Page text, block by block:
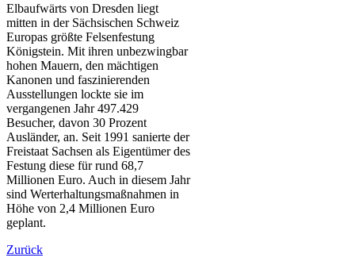
Elbaufwärts von Dresden liegt
mitten in der Sächsischen Schweiz
Europas größte Felsenfestung
Königstein. Mit ihren unbezwingbar
hohen Mauern, den mächtigen
Kanonen und faszinierenden
Ausstellungen lockte sie im
vergangenen Jahr 497.429
Besucher, davon 30 Prozent
Ausländer, an. Seit 1991 sanierte der
Freistaat Sachsen als Eigentümer des
Festung diese für rund 68,7
Millionen Euro. Auch in diesem Jahr
sind Werterhaltungsmaßnahmen in
Höhe von 2,4 Millionen Euro
geplant.
Zurück